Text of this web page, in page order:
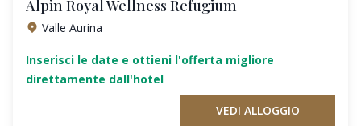
Alpin Royal Wellness Refugium
Valle Aurina
Inserisci le date e ottieni l'offerta migliore
direttamente dall'hotel
VEDI ALLOGGIO